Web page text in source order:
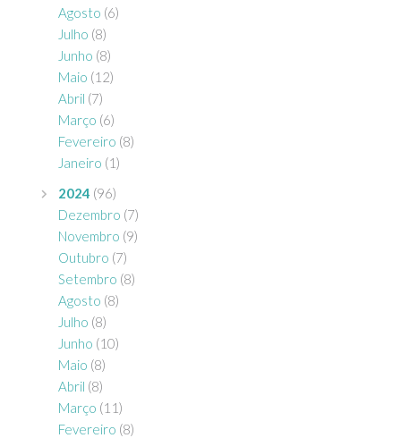
Agosto (6)
Julho (8)
Junho (8)
Maio (12)
Abril (7)
Março (6)
Fevereiro (8)
Janeiro (1)
2024 (96)
Dezembro (7)
Novembro (9)
Outubro (7)
Setembro (8)
Agosto (8)
Julho (8)
Junho (10)
Maio (8)
Abril (8)
Março (11)
Fevereiro (8)